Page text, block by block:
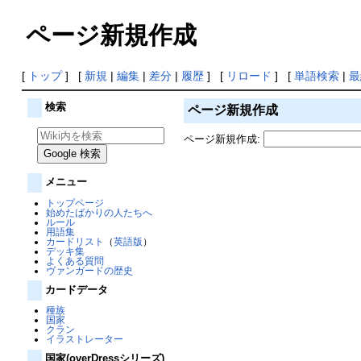
ページ新規作成
[ トップ] [ 新規 | 編集| 差分| 履歴] [ リロード ] [ 単語検索|
検索
メニュー
トップページ
始めたばかりの人たちへ
ルール
用語集
カードリスト
（英語版 ）
デッキ集
よくある質問
ヴァンガードの歴史
カードデータ
種族
国家
クラン
イラストレーター
国家(overDressシリーズ)
ページ新規作成
ページ新規作成: